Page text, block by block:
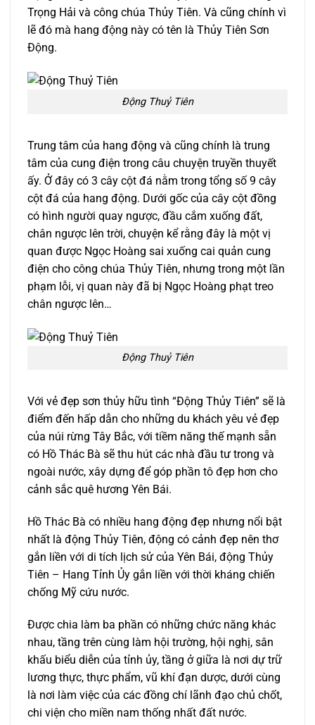
Trọng Hải và công chúa Thủy Tiên. Và cũng chính vì
lẽ đó mà hang động này có tên là Thủy Tiên Sơn
Động.
Động Thuỷ Tiên
Trung tâm của hang động và cũng chính là trung
tâm của cung điện trong câu chuyện truyền thuyết
ấy. Ở đây có 3 cây cột đá nằm trong tổng số 9 cây
cột đá của hang động. Dưới gốc của cây cột đồng
có hình người quay ngược, đầu cắm xuống đất,
chân ngược lên trời, chuyện kể rằng đây là một vị
quan được Ngọc Hoàng sai xuống cai quản cung
điện cho công chúa Thủy Tiên, nhưng trong một lần
phạm lỗi, vị quan này đã bị Ngọc Hoàng phạt treo
chân ngược lên…
Động Thuỷ Tiên
Với vẻ đẹp sơn thủy hữu tình “Động Thủy Tiên” sẽ là
điểm đến hấp dẫn cho những du khách yêu vẻ đẹp
của núi rừng Tây Bắc, với tiềm năng thế mạnh sẵn
có Hồ Thác Bà sẽ thu hút các nhà đầu tư trong và
ngoài nước, xây dựng để góp phần tô đẹp hơn cho
cảnh sắc quê hương Yên Bái.
Hồ Thác Bà có nhiều hang động đẹp nhưng nổi bật
nhất là động Thủy Tiên, động có cảnh đẹp nên thơ
gắn liền với di tích lịch sử của Yên Bái, động Thủy
Tiên – Hang Tỉnh Ủy gắn liền với thời kháng chiến
chống Mỹ cứu nước.
Được chia làm ba phần có những chức năng khác
nhau, tầng trên cùng làm hội trường, hội nghị, sân
khấu biểu diễn của tỉnh ủy, tầng ở giữa là nơi dự trữ
lương thực, thực phẩm, vũ khí đạn dược, dưới cùng
là nơi làm việc của các đồng chí lãnh đạo chủ chốt,
chi viện cho miền nam thống nhất đất nước.